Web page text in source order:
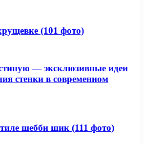
(101 фото)
— эксклюзивные идеи
стенки в современном
шебби шик (111 фото)